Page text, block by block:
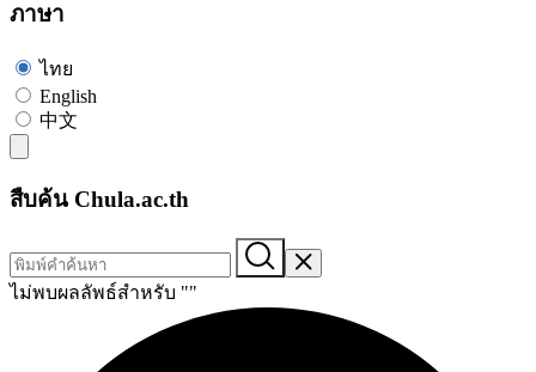
ภาษา
ไทย
English
中文
สืบค้น Chula.ac.th
ไม่พบผลลัพธ์สำหรับ ""